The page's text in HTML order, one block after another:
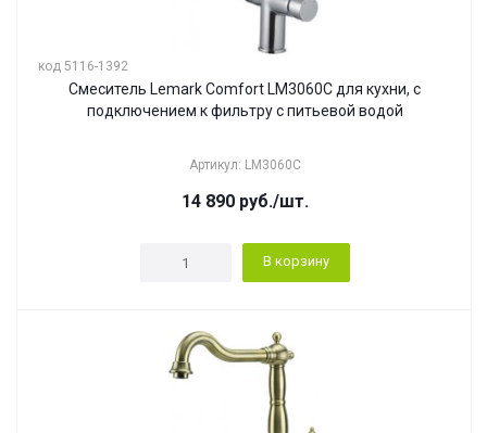
код 5116-1392
Смеситель Lemark Comfort LM3060C для кухни, с
подключением к фильтру с питьевой водой
Артикул: LM3060C
14 890руб./шт.
В корзину